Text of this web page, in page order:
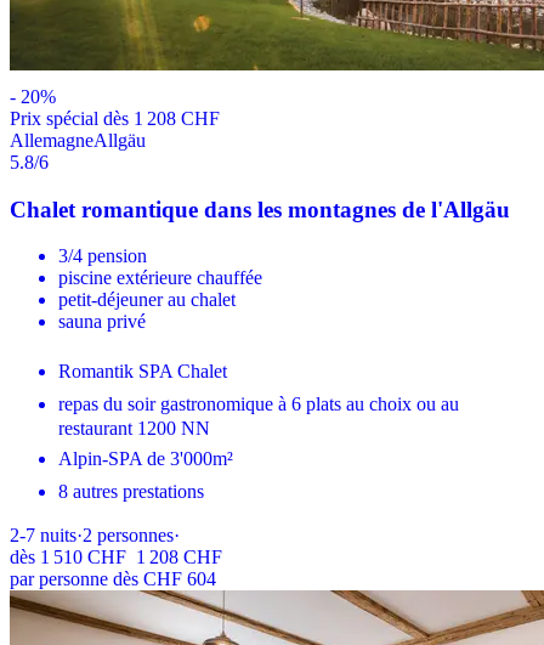
- 20%
Prix ​​spécial dès 1 208 CHF
AllemagneAllgäu
5.8/6
Chalet romantique dans les montagnes de l'Allgäu
3/4 pension
piscine extérieure chauffée
petit-déjeuner au chalet
sauna privé
Romantik SPA Chalet
repas du soir gastronomique à 6 plats au choix ou au
restaurant 1200 NN
Alpin-SPA de 3'000m²
8 autres prestations
2-7 nuits·2 personnes·
dès 1 510 CHF 1 208 CHF
par personne dès CHF 604